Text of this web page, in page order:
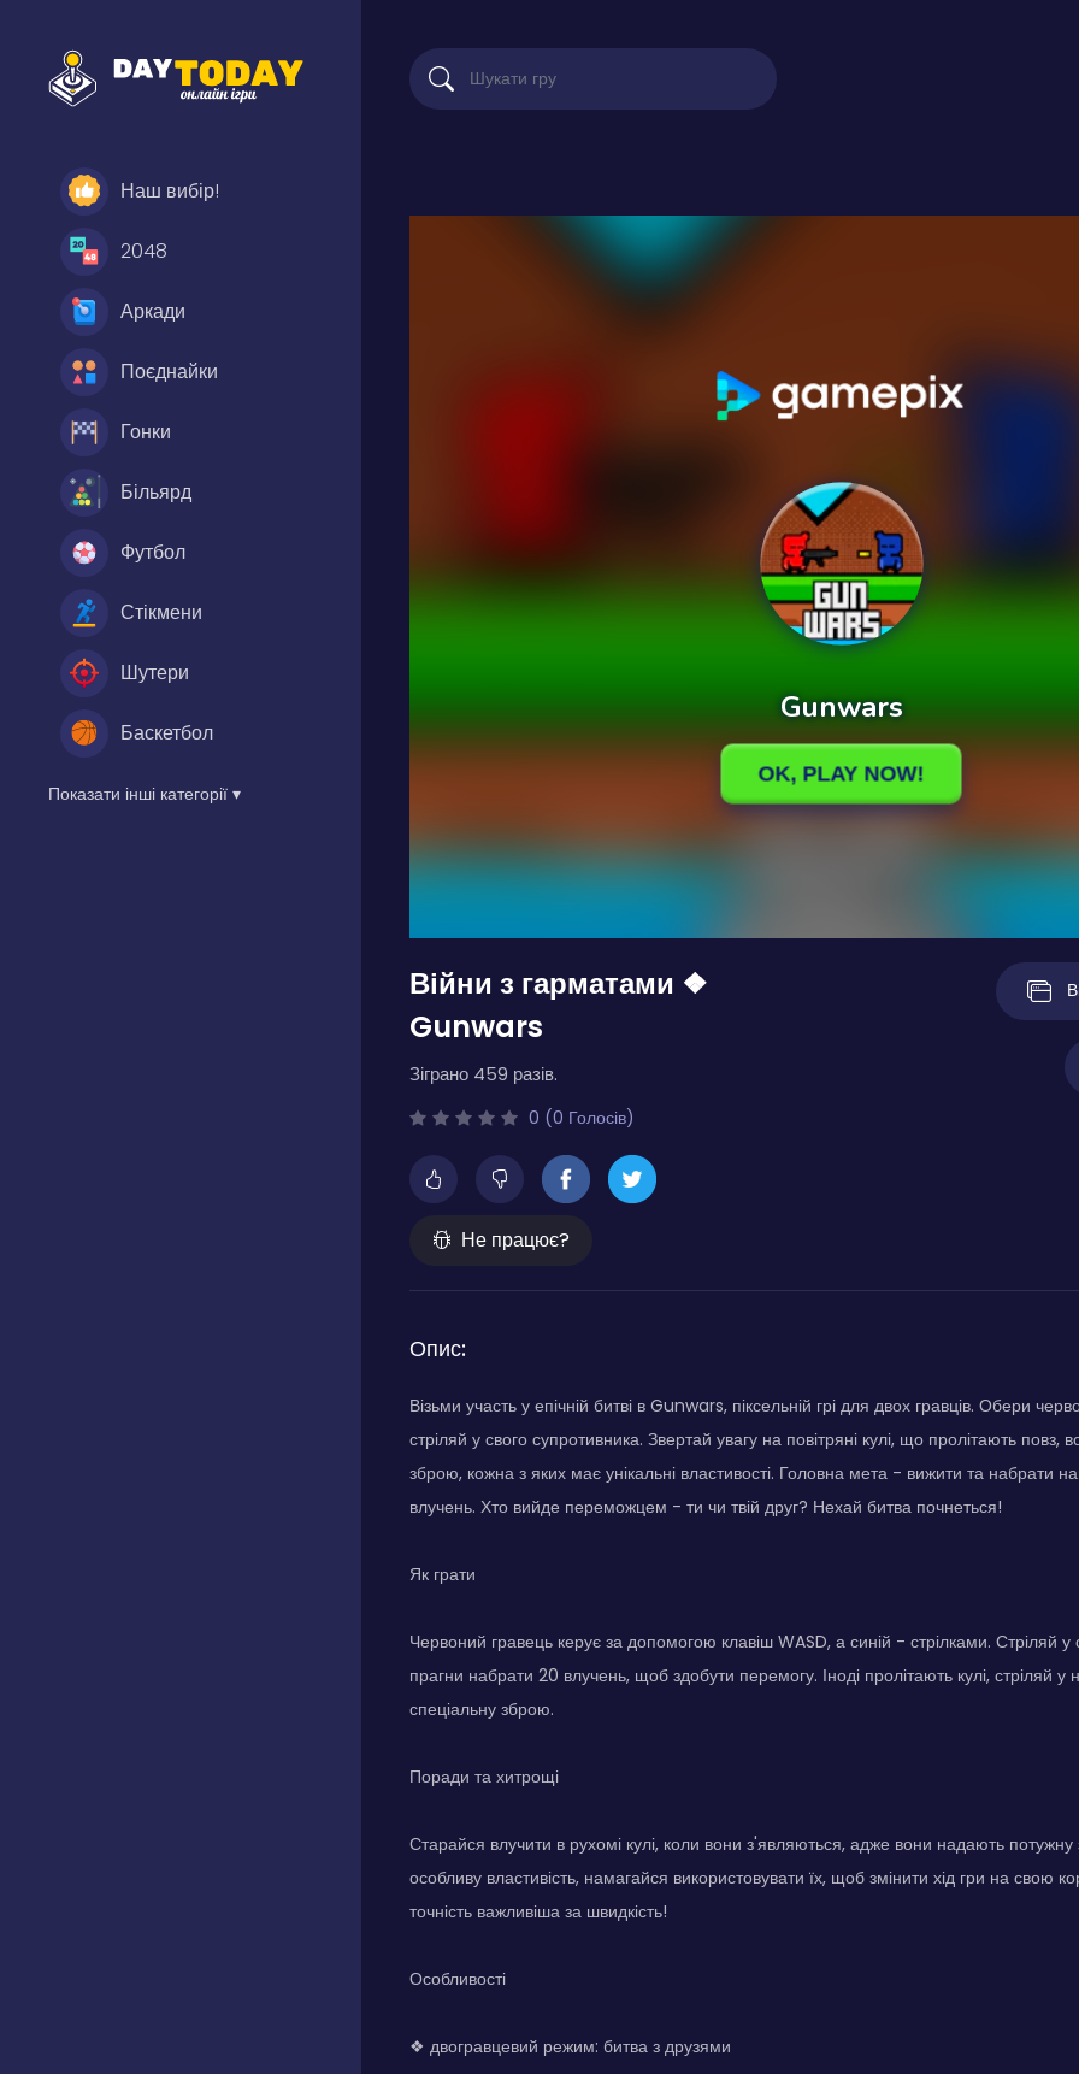
Наш вибір!
2048
Аркади
Поєднайки
Гонки
Більярд
Футбол
Стікмени
Шутери
Баскетбол
Показати інші категорії ▾
Війни з гарматами ❖
Gunwars
Зіграно 459 разів.
0 (0 Голосів)
Не працює?
Опис:
Візьми участь у епічній битві в Gunwars, піксельній грі для двох гравців. Обери
стріляй у свого супротивника. Звертай увагу на повітряні кулі, що пролітають повз,
зброю, кожна з яких має унікальні властивості. Головна мета - вижити та набрати
влучень. Хто вийде переможцем - ти чи твій друг? Нехай битва почнеться!
Як грати
Червоний гравець керує за допомогою клавіш WASD, а синій - стрілками. Стріляй у
прагни набрати 20 влучень, щоб здобути перемогу. Іноді пролітають кулі, стріляй
спеціальну зброю.
Поради та хитрощі
Старайся влучити в рухомі кулі, коли вони з'являються, адже вони надають
особливу властивість, намагайся використовувати їх, щоб змінити хід гри на свою
точність важливіша за швидкість!
Особливості
❖ двогравцевий режим: битва з друзями